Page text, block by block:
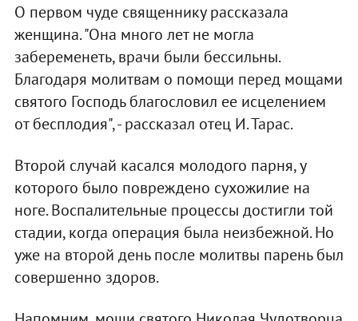
О первом чуде священнику рассказала
женщина. "Она много лет не могла
забеременеть, врачи были бессильны.
Благодаря молитвам о помощи перед мощами
святого Господь благословил ее исцелением
от бесплодия", - рассказал отец И. Тарас.
Второй случай касался молодого парня, у
которого было повреждено сухожилие на
ноге. Воспалительные процессы достигли той
стадии, когда операция была неизбежной. Но
уже на второй день после молитвы парень был
совершенно здоров.